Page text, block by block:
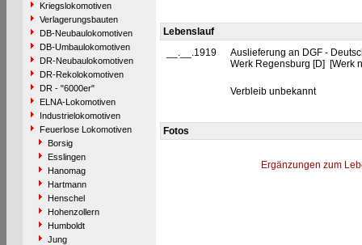
Kriegslokomotiven
Verlagerungsbauten
DB-Neubaulokomotiven
DB-Umbaulokomotiven
DR-Neubaulokomotiven
DR-Rekolokomotiven
DR - "6000er"
ELNA-Lokomotiven
Industrielokomotiven
Feuerlose Lokomotiven
Borsig
Esslingen
Hanomag
Hartmann
Henschel
Hohenzollern
Humboldt
Jung
Lebenslauf
__.__.1919
Auslieferung an DGF -
Werk Regensburg [D] [Werk
Verbleib unbekannt
Fotos
Ergänzungen zum